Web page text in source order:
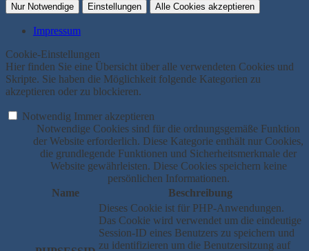
Nur Notwendige Einstellungen Alle Cookies akzeptieren
Impressum
Cookie-Einstellungen
Hier finden Sie eine Übersicht über alle verwendeten Cookies und
Skripte. Sie haben die Möglichkeit folgende Kategorien zu
akzeptieren oder zu blockieren.
Notwendig Immer akzeptieren
Notwendige Cookies sind für die ordnungsgemäße Funktion
der Website erforderlich. Diese Kategorie enthält nur Cookies,
die grundlegende Funktionen und Sicherheitsmerkmale der
Website gewährleisten. Diese Cookies speichern keine
persönlichen Informationen.
Name
Beschreibung
Dieses Cookie ist für PHP-Anwendungen.
Das Cookie wird verwendet um die eindeutige
Session-ID eines Benutzers zu speichern und
zu identifizieren um die Benutzersitzung auf